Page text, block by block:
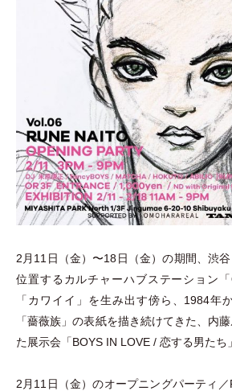
2月11日 （金） 〜18日 （金）の期間、渋谷
位置するカルチャーハブステーション
「
「 カワイイ 」 を生み出す傍ら、1984年
「薔薇族 」の表紙を描き続けてきた、内
た展示会 「BOYS IN LOVE / 恋する男たち 」
2月11日 （金）のオープニングパーティ